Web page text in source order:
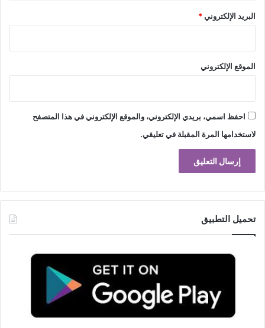
البريد الإلكتروني*
الموقع الإلكتروني
احفظ اسمي، بريدي الإلكتروني، والموقع الإلكتروني في هذا المتصفح
لاستخدامها المرة المقبلة في تعليقي.
تحميل التطبيق